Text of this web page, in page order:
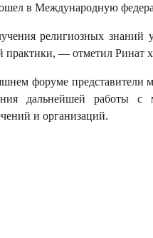
в Международную
религиозных знаний у
практики, — отметил Ринат
форуме представители
дальнейшей работы
и организаций.